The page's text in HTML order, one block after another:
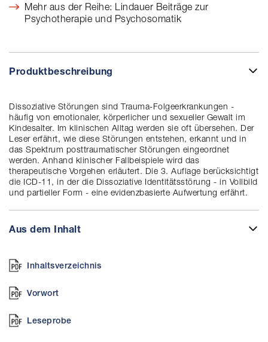
Mehr aus der Reihe: Lindauer Beiträge zur
Psychotherapie und Psychosomatik
Produktbeschreibung
Dissoziative Störungen sind Trauma-Folgeerkrankungen -
häufig von emotionaler, körperlicher und sexueller Gewalt im
Kindesalter. Im klinischen Alltag werden sie oft übersehen. Der
Leser erfährt, wie diese Störungen entstehen, erkannt und in
das Spektrum posttraumatischer Störungen eingeordnet
werden. Anhand klinischer Fallbeispiele wird das
therapeutische Vorgehen erläutert. Die 3. Auflage berücksichtigt
die ICD-11, in der die Dissoziative Identitätsstörung - in Vollbild
und partieller Form - eine evidenzbasierte Aufwertung erfährt.
Aus dem Inhalt
Inhaltsverzeichnis
Vorwort
Leseprobe